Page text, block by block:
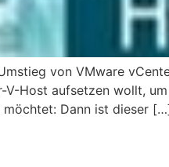
von VMware
Host aufsetzen wollt,
Dann ist dieser